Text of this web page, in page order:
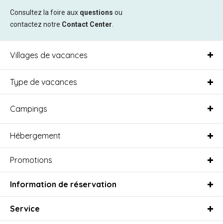
Villages de vacances
Type de vacances
Campings
Hébergement
Promotions
Consultez la foire aux questions ou
contactez notre Contact Center
Information de réservation
Service